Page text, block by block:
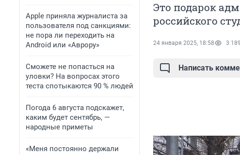
Apple приняла журналиста за
пользователя под санкциями:
не пора ли переходить на
Android или «Аврору»
Сможете не попасться на
уловки? На вопросах этого
теста спотыкаются 90 % людей
Погода 6 августа подскажет,
каким будет сентябрь, —
народные приметы
«Меня постоянно держали
Это подарок
российского
24 января 2025, 18:58 3 189
Написать